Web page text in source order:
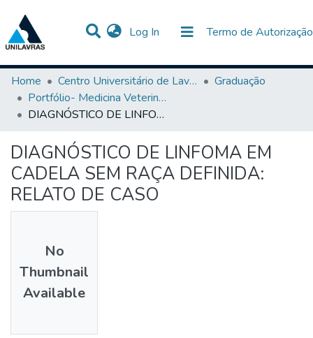
Log In (current) Termo de Autorização
Statistics
Communities & Collections
All of DSpace
Home
Centro Universitário de Lavras-UNILAVRAS
Graduação
Portfólio- Medicina Veterinária
DIAGNÓSTICO DE LINFOMA EM CADELA SEM RAÇA DEFINIDA: RELATO DE CASO
DIAGNÓSTICO DE LINFOMA EM
CADELA SEM RAÇA DEFINIDA:
RELATO DE CASO
No
Thumbnail
Available